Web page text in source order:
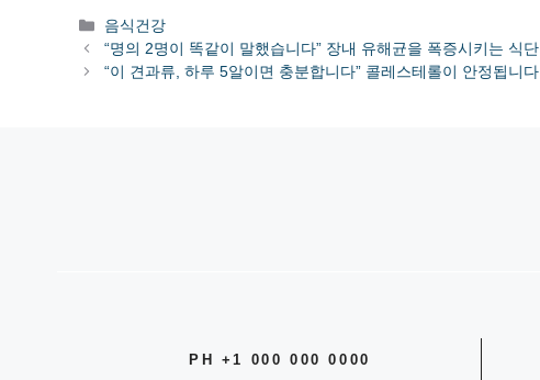
카
테
고
음식건강
“명의 2명이 똑같이 말했습니다” 장내 유해균을 폭증시키는 식단
“이 견과류, 하루 5알이면 충분합니다” 콜레스테롤이 안정됩니다
PH +1 000 000 0000